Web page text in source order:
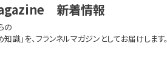
新着情報
の
識」を、フランネルマガジンとしてお届けします。